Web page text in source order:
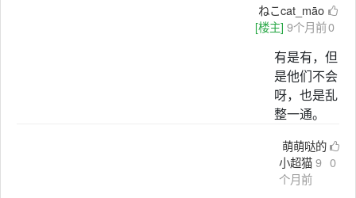
ねこcat_māo
[楼主] 9个月前0
有是有，但
是他们不会
呀，也是乱
整一通。
萌萌哒的
小超猫9
个月前
0